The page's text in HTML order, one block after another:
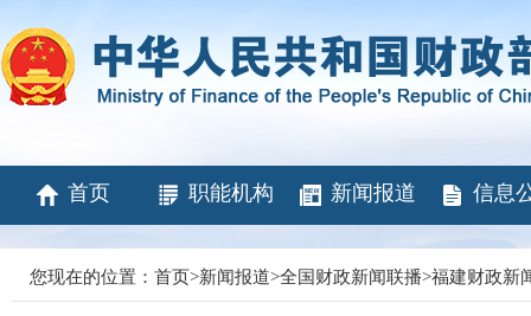
首页 职能机构 新闻报道 信息
您现在的位置： 首页>新闻报道>全国财政新闻联播>福建财政新